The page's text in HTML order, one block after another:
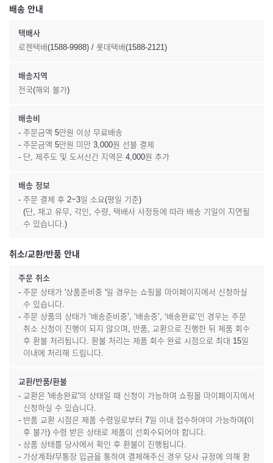
배송 안내
택배사
로젠택배(1588-9988) / 롯데택배(1588-2121)
배송지역
전국(해외 불가)
배송비
- 주문금액 5만원 이상 무료배송
- 주문금액 5만원 미만 3,000원 선불 결제
- 단, 제주도 및 도서산간 지역은 4,000원 추가
배송 정보
- 주문 결제 후 2~3일 소요(평일 기준)
(단, 재고 유무, 각인, 수량, 택배사 사정등에 따라 배송 기일이 지연될
수 있습니다.)
취소/교환/반품 안내
주문 취소
- 주문 상태가 '상품준비중 '일 경우는 쇼핑몰 마이페이지에서 신청하실
수 있습니다.
- 주문 상품의 상태가 ‘배송준비중’, ‘배송중’, ‘배송완료’인 경우는 주문
취소 신청이 진행이 되지 않으며, 반품, 교환으로 진행한 뒤 제품 회수
후 환불 처리됩니다. 환불 처리는 제품 회수 완료 시점으로 최대 15일
이내에 처리해 드립니다.
교환/반품/환불
- 교환은 '배송완료'의 상태일 때 신청이 가능하며 쇼핑몰 마이페이지에서
신청하실 수 있습니다.
- 반품 교환 시점은 제품 수령일로부터 7일 이내 접수하여야 가능하며(이
후 불가) 수령 받은 상태로 제품이 선회수되어야 합니다.
- 상품 상태를 당사에서 확인 후 환불이 진행됩니다.
- 가상계좌/무통장 입금을 통하여 결제해주신 경우 당사 규정에 의해 환